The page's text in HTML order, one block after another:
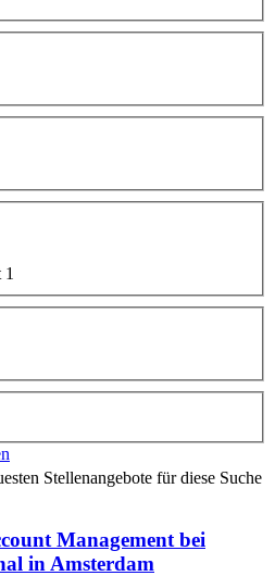
1
Stellenangebote für diese Suche
Management bei
in Amsterdam